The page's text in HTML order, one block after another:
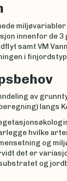
miljøvariabler
innenfor de
samt VM
i
av
langs
hvilke
og
det er
og